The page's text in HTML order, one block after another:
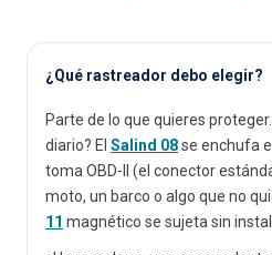
¿Qué rastreador debo elegir?
Parte de lo que quieres
diario? El Salind 08se enchufa
toma OBD-II (el conector
moto, un barco o algo que no
11 magnético se sujeta sin